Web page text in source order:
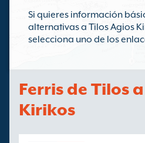
Si quieres información
alternativas a Tilos Agios
selecciona uno de los
Ferris de Tilos
Kirikos